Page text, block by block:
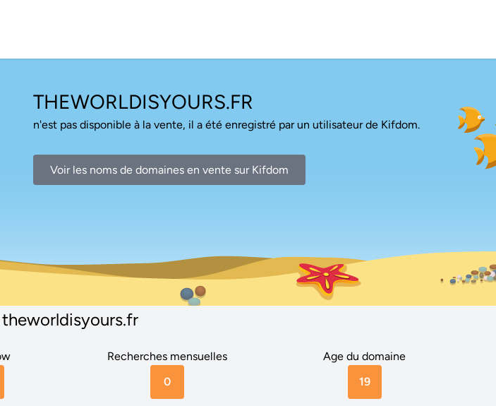
THEWORLDISYOURS.FR
n'est pas disponible à la vente, il a été enregistré par un utilisateur de Kifdom.
Voir les noms de domaines en vente sur Kifdom
Recherches mensuelles
0
Age du domaine
19